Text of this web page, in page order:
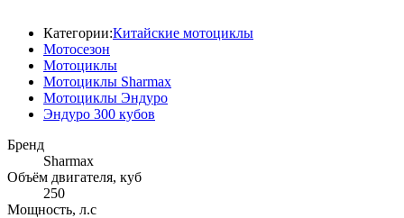
Категории:Китайские мотоциклы
Мотосезон
Мотоциклы
Мотоциклы Sharmax
Мотоциклы Эндуро
Эндуро 300 кубов
Бренд
Sharmax
Объём двигателя, куб
250
Мощность, л.с